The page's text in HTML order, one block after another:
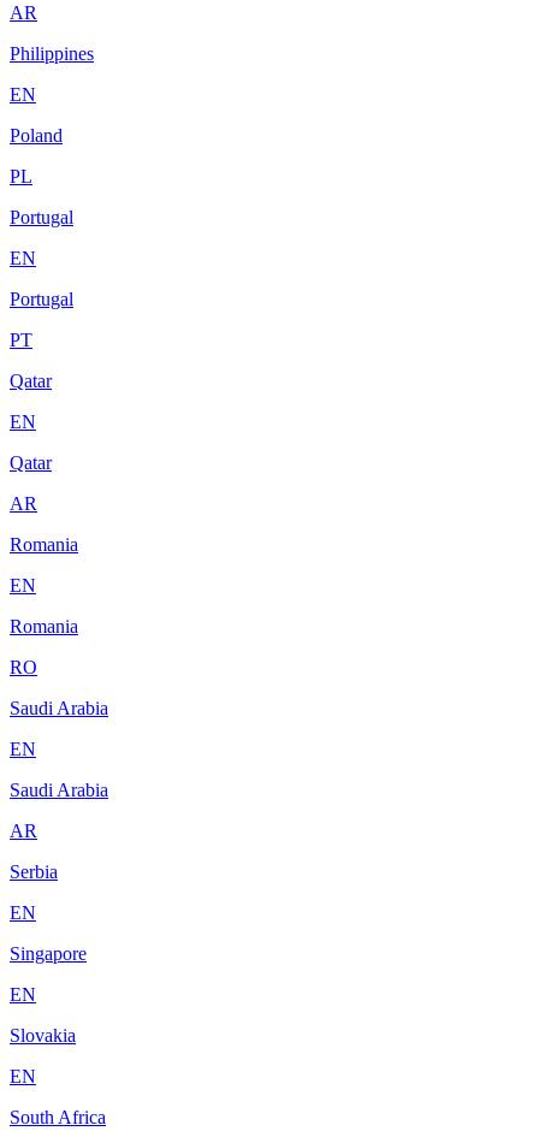
AR
Philippines
EN
Poland
PL
Portugal
EN
Portugal
PT
Qatar
EN
Qatar
AR
Romania
EN
Romania
RO
Saudi Arabia
EN
Saudi Arabia
AR
Serbia
EN
Singapore
EN
Slovakia
EN
South Africa